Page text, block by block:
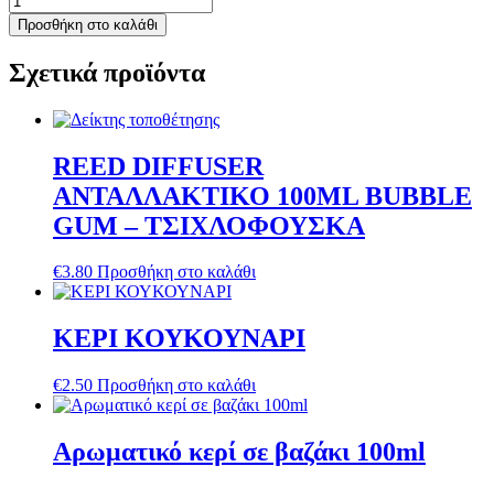
Προσθήκη στο καλάθι
Σχετικά προϊόντα
REED DIFFUSER
ΑΝΤΑΛΛΑΚΤΙΚΟ 100ML BUBBLE
GUM – ΤΣΙΧΛΟΦΟΥΣΚΑ
€3.80 Προσθήκη στο καλάθι
ΚΕΡΙ ΚΟΥΚΟΥΝΑΡΙ
€2.50 Προσθήκη στο καλάθι
Αρωματικό κερί σε βαζάκι 100ml